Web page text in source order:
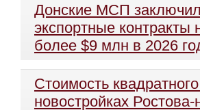
Донские МСП
экспортные контракты
более $9 млн в 2026
Стоимость
новостройках